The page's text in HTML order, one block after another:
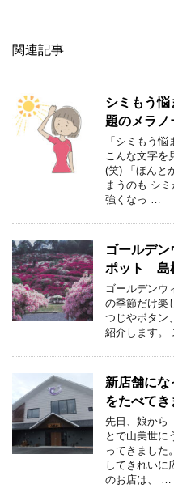
関連記事
シミもう悩
題のメラノ
「シミもう
こんな文字を
(笑) 「ほんと
まうのも シ
強くなっ …
ゴールデ
ポット 島
ゴールデンウ
の季節だけ楽
つじやボタン
紹介します。
新店舗に
をたべてき
先日、娘から
とで山美世に
ってきました
してきれいに
のお店は、 …